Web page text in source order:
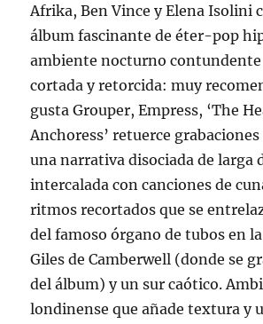
Afrika, Ben Vince y Elena Isolini
álbum fascinante de éter-pop
ambiente nocturno contundente
cortada y retorcida: muy
gusta Grouper, Empress, ‘The
Anchoress’ retuerce
una narrativa disociada de larga
intercalada con canciones de
ritmos recortados que se
del famoso órgano de tubos en
Giles de Camberwell (donde se
del álbum) y un sur caótico.
londinense que añade textura y